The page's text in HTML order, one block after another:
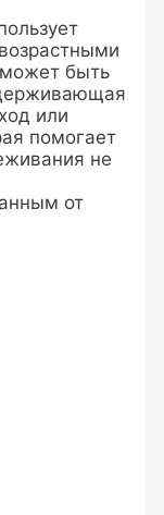
быть
или
помогает
не
от